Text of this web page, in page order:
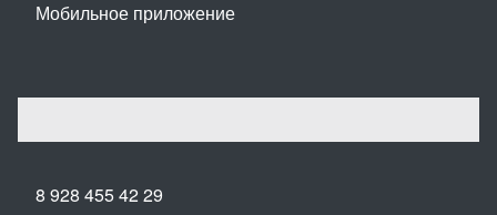
Мобильное приложение
8 928 455 42 29